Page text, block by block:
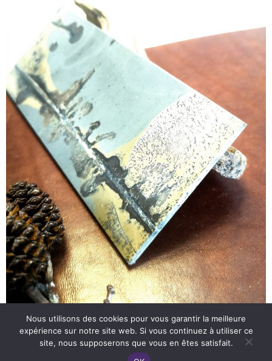
Nous utilisons des cookies pour vous garantir la meilleure
expérience sur notre site web. Si vous continuez à utiliser ce
site, nous supposerons que vous en êtes satisfait.